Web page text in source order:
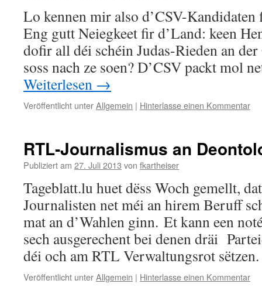
Lo kennen mir also d’CSV-Kandidaten
Eng gutt Neiegkeet fir d’Land: keen
dofir all déi schéin Judas-Rieden an
soss nach ze soen? D’CSV packt mol
Weiterlesen →
Veröffentlicht unterAllgemein | Hinterlasse einen Kommentar
RTL-Journalismus an
Publiziert am 27. Juli 2013 von fkartheiser
Tageblatt.lu huet dëss Woch gemellt,
Journalisten net méi an hirem Beruff
mat an d’Wahlen ginn. Et kann een
sech ausgerechent bei denen dräi
déi och am RTL Verwaltungsrot
Veröffentlicht unterAllgemein | Hinterlasse einen Kommentar